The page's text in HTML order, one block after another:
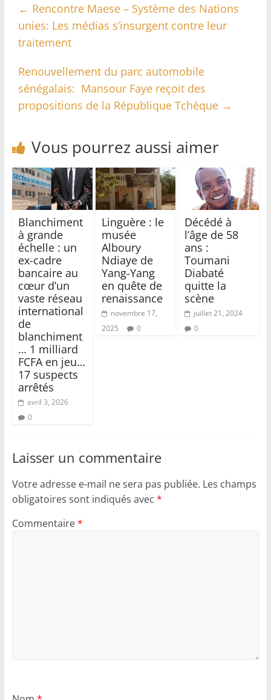
← Rencontre Maese – Système des Nations
unies: Les médias s’insurgent contre leur
traitement
Renouvellement du parc automobile
sénégalais: Mansour Faye reçoit des
propositions de la République Tchèque →
Vous pourrez aussi aimer
Blanchiment
à grande
échelle : un
ex-cadre
bancaire au
cœur d’un
vaste réseau
international
de
blanchiment
… 1 milliard
FCFA en jeu…
17 suspects
arrêtés
avril 3, 2026
0
Linguère : le
musée
Alboury
Ndiaye de
Yang-Yang
en quête de
renaissance
novembre 17,
2025
0
Décédé à
l’âge de 58
ans :
Toumani
Diabaté
quitte la
scène
juillet 21, 2024
0
Laisser un commentaire
Votre adresse e-mail ne sera pas publiée. Les champs
obligatoires sont indiqués avec *
Commentaire*